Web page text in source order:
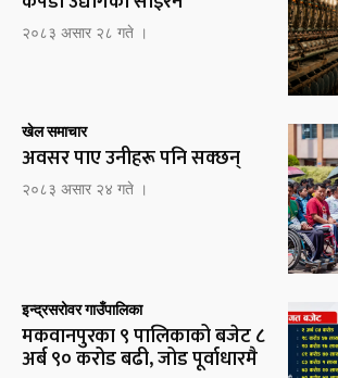
२०८३ असार २८ गते ।
खेल समाचार
अवसर पाए उनीहरू पनि सक्छन्
२०८३ असार २४ गते ।
इन्द्रसरोवर गाउँपालिका
मकवानपुरका ९ पालिकाको बजेट ८
अर्ब ९० करोड बढी, जोड पूर्वाधारमै